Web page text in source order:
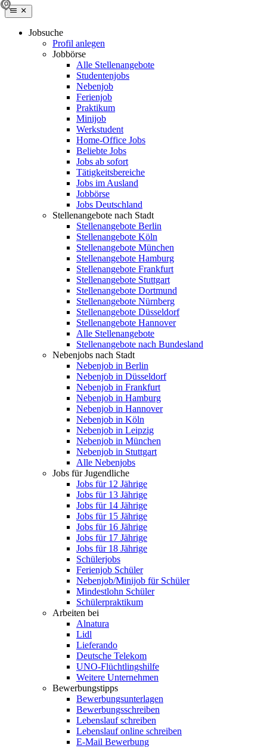
Jobsuche
Profil anlegen
Jobbörse
Alle Stellenangebote
Studentenjobs
Nebenjob
Ferienjob
Praktikum
Minijob
Werkstudent
Home-Office Jobs
Beliebte Jobs
Jobs ab sofort
Tätigkeitsbereiche
Jobs im Ausland
Jobbörse
Jobs Deutschland
Stellenangebote nach Stadt
Stellenangebote Berlin
Stellenangebote Köln
Stellenangebote München
Stellenangebote Hamburg
Stellenangebote Frankfurt
Stellenangebote Stuttgart
Stellenangebote Dortmund
Stellenangebote Nürnberg
Stellenangebote Düsseldorf
Stellenangebote Hannover
Alle Stellenangebote
Stellenangebote nach Bundesland
Nebenjobs nach Stadt
Nebenjob in Berlin
Nebenjob in Düsseldorf
Nebenjob in Frankfurt
Nebenjob in Hamburg
Nebenjob in Hannover
Nebenjob in Köln
Nebenjob in Leipzig
Nebenjob in München
Nebenjob in Stuttgart
Alle Nebenjobs
Jobs für Jugendliche
Jobs für 12 Jährige
Jobs für 13 Jährige
Jobs für 14 Jährige
Jobs für 15 Jährige
Jobs für 16 Jährige
Jobs für 17 Jährige
Jobs für 18 Jährige
Schülerjobs
Ferienjob Schüler
Nebenjob/Minijob für Schüler
Mindestlohn Schüler
Schülerpraktikum
Arbeiten bei
Alnatura
Lidl
Lieferando
Deutsche Telekom
UNO-Flüchtlingshilfe
Weitere Unternehmen
Bewerbungstipps
Bewerbungsunterlagen
Bewerbungsschreiben
Lebenslauf schreiben
Lebenslauf online schreiben
E-Mail Bewerbung